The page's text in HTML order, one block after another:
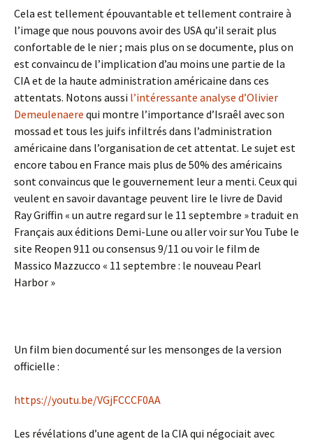
Cela est tellement épouvantable et tellement contraire à
l’image que nous pouvons avoir des USA qu’il serait plus
confortable de le nier ; mais plus on se documente, plus on
est convaincu de l’implication d’au moins une partie de la
CIA et de la haute administration américaine dans ces
attentats. Notons aussi l’intéressante analyse d’Olivier
Demeulenaere qui montre l’importance d’Israêl avec son
mossad et tous les juifs infiltrés dans l’administration
américaine dans l’organisation de cet attentat. Le sujet est
encore tabou en France mais plus de 50% des américains
sont convaincus que le gouvernement leur a menti. Ceux qui
veulent en savoir davantage peuvent lire le livre de David
Ray Griffin « un autre regard sur le 11 septembre » traduit en
Français aux éditions Demi-Lune ou aller voir sur You Tube le
site Reopen 911 ou consensus 9/11 ou voir le film de
Massico Mazzucco « 11 septembre : le nouveau Pearl
Harbor »
Un film bien documenté sur les mensonges de la version
officielle :
https://youtu.be/VGjFCCCF0AA
Les révélations d’une agent de la CIA qui négociait avec